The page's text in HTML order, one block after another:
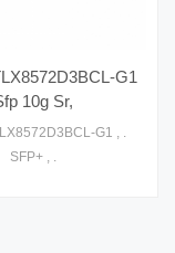
G1
10g Sr,
G1 , .
SFP+ , .